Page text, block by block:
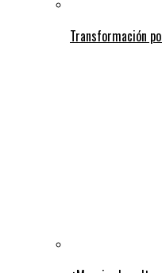
Transformación